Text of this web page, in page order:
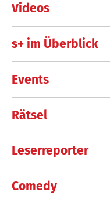
Videos
s+ im Überblick
Events
Rätsel
Leserreporter
Comedy